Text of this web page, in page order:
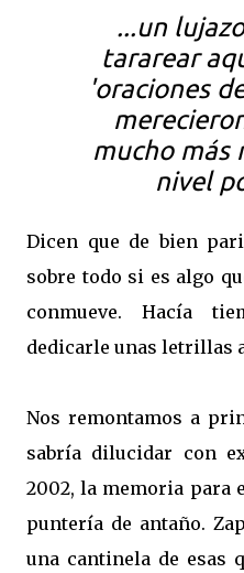
...un
tararear
'oraciones
mucho más
nivel
Dicen que de bien
sobre todo si es algo
conmueve. Hacía
dedicarle unas letrillas
Nos remontamos a
sabría dilucidar con
2002, la memoria para
puntería de antaño.
una cantinela de esas